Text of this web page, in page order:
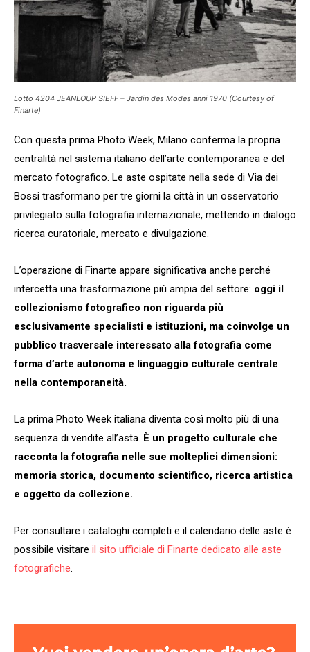
Lotto 4204 JEANLOUP SIEFF – Jardin des Modes anni 1970 (Courtesy of
Finarte)
Con questa prima Photo Week, Milano conferma la propria
centralità nel sistema italiano dell’arte contemporanea e del
mercato fotografico. Le aste ospitate nella sede di Via dei
Bossi trasformano per tre giorni la città in un osservatorio
privilegiato sulla fotografia internazionale, mettendo in dialogo
ricerca curatoriale, mercato e divulgazione.
L’operazione di Finarte appare significativa anche perché
intercetta una trasformazione più ampia del settore: oggi il
collezionismo fotografico non riguarda più
esclusivamente specialisti e istituzioni, ma coinvolge un
pubblico trasversale interessato alla fotografia come
forma d’arte autonoma e linguaggio culturale centrale
nella contemporaneità.
La prima Photo Week italiana diventa così molto più di una
sequenza di vendite all’asta. È un progetto culturale che
racconta la fotografia nelle sue molteplici dimensioni:
memoria storica, documento scientifico, ricerca artistica
e oggetto da collezione.
Per consultare i cataloghi completi e il calendario delle aste è
possibile visitare il sito ufficiale di Finarte dedicato alle aste
fotografiche.